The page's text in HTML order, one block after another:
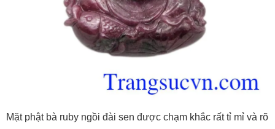
Mặt phật bà ruby ngồi đài sen được chạm khắc rất tỉ mỉ và rõ